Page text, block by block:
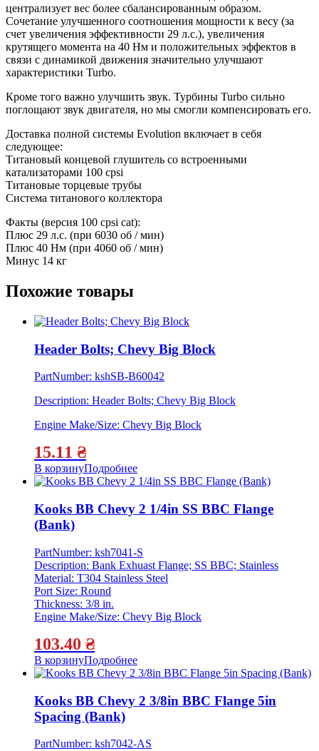
централизует вес более сбалансированным образом.
Сочетание улучшенного соотношения мощности к весу (за
счет увеличения эффективности 29 л.с.), увеличения
крутящего момента на 40 Нм и положительных эффектов в
связи с динамикой движения значительно улучшают
характеристики Turbo.
Кроме того важно улучшить звук. Турбины Turbo сильно
поглощают звук двигателя, но мы смогли компенсировать его.
Доставка полной системы Evolution включает в себя
следующее:
Титановый концевой глушитель со встроенными
катализаторами 100 cpsi
Титановые торцевые трубы
Система титанового коллектора
Факты (версия 100 cpsi cat):
Плюс 29 л.с. (при 6030 об / мин)
Плюс 40 Нм (при 4060 об / мин)
Минус 14 кг
Похожие товары
Header Bolts; Chevy Big Block
PartNumber: kshSB-B60042
Description: Header Bolts; Chevy Big Block
Engine Make/Size: Chevy Big Block
15.11 ₴
В корзинуПодробнее
Kooks BB Chevy 2 1/4in SS BBC Flange
(Bank)
PartNumber: ksh7041-S
Description: Bank Exhuast Flange; SS BBC; Stainless
Material: T304 Stainless Steel
Port Size: Round
Thickness: 3/8 in.
Engine Make/Size: Chevy Big Block
103.40 ₴
В корзинуПодробнее
Kooks BB Chevy 2 3/8in BBC Flange 5in
Spacing (Bank)
PartNumber: ksh7042-AS